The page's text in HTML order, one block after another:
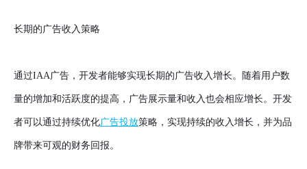
长期的广告收入策略
通过IAA广告，开发者能够实现长期的广告收入增长。随着用户数
量的增加和活跃度的提高，广告展示量和收入也会相应增长。开发
者可以通过持续优化广告投放策略，实现持续的收入增长，并为品
牌带来可观的财务回报。